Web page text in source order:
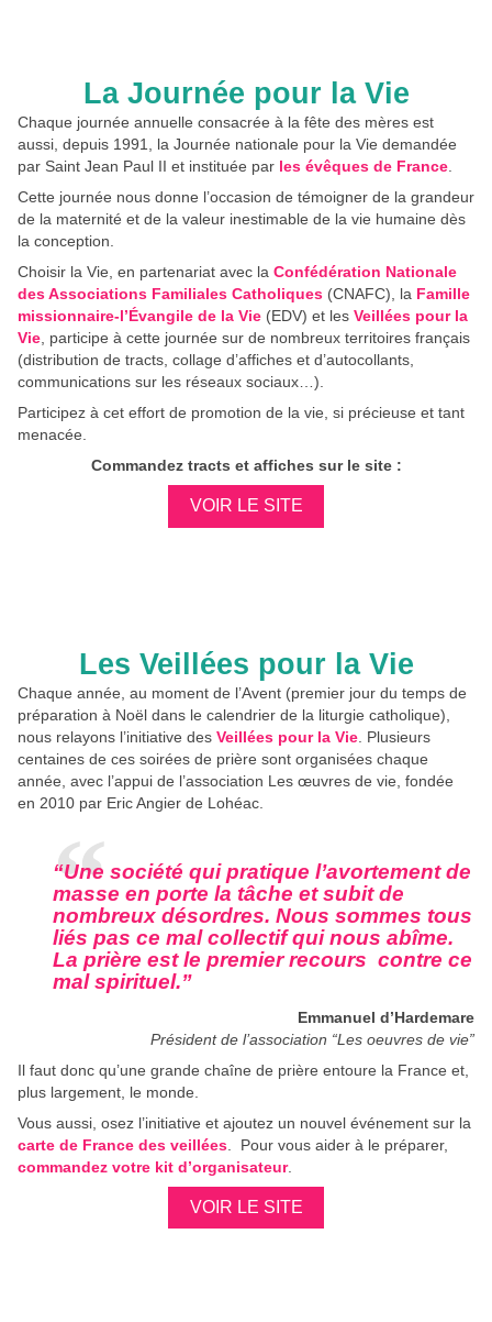
La Journée pour la Vie
Chaque journée annuelle consacrée à la fête des mères est
aussi, depuis 1991, la Journée nationale pour la Vie demandée
par Saint Jean Paul II et instituée par les évêques de France.
Cette journée nous donne l’occasion de témoigner de la grandeur
de la maternité et de la valeur inestimable de la vie humaine dès
la conception.
Choisir la Vie, en partenariat avec la Confédération Nationale
des Associations Familiales Catholiques (CNAFC), la Famille
missionnaire-l’Évangile de la Vie (EDV) et les Veillées pour la
Vie, participe à cette journée sur de nombreux territoires français
(distribution de tracts, collage d’affiches et d’autocollants,
communications sur les réseaux sociaux…).
Participez à cet effort de promotion de la vie, si précieuse et tant
menacée.
Commandez tracts et affiches sur le site :
VOIR LE SITE
Les Veillées pour la Vie
Chaque année, au moment de l’Avent (premier jour du temps de
préparation à Noël dans le calendrier de la liturgie catholique),
nous relayons l’initiative des Veillées pour la Vie . Plusieurs
centaines de ces soirées de prière sont organisées chaque
année, avec l’appui de l’association Les œuvres de vie, fondée
en 2010 par Eric Angier de Lohéac.
“Une société qui pratique l’avortement de
masse en porte la tâche et subit de
nombreux désordres. Nous sommes tous
liés pas ce mal collectif qui nous abîme.
La prière est le premier recours contre ce
mal spirituel.”
Emmanuel d’Hardemare
Président de l’association “Les oeuvres de vie”
Il faut donc qu’une grande chaîne de prière entoure la France et,
plus largement, le monde.
Vous aussi, osez l’initiative et ajoutez un nouvel événement sur la
carte de France des veillées . Pour vous aider à le préparer,
commandez votre kit d’organisateur.
VOIR LE SITE